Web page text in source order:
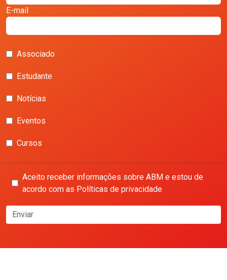
E-mail
Associado
Estudante
Notícias
Eventos
Cursos
Aceito receber informações sobre ABM e estou de
acordo com as Políticas de privacidade
Enviar